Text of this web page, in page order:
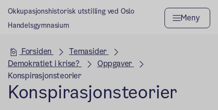
Okkupasjonshistorisk utstilling ved Oslo
Handelsgymnasium
Meny
Hovedseksjon
Forsiden
Temasider
Demokratiet i krise?
Oppgaver
Konspirasjonsteorier
Konspirasjonsteorier